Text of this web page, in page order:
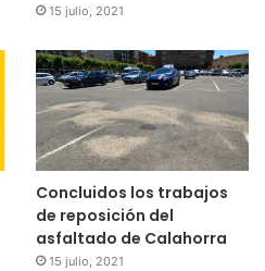
15 julio, 2021
Concluidos los trabajos
de reposición del
asfaltado de Calahorra
15 julio, 2021